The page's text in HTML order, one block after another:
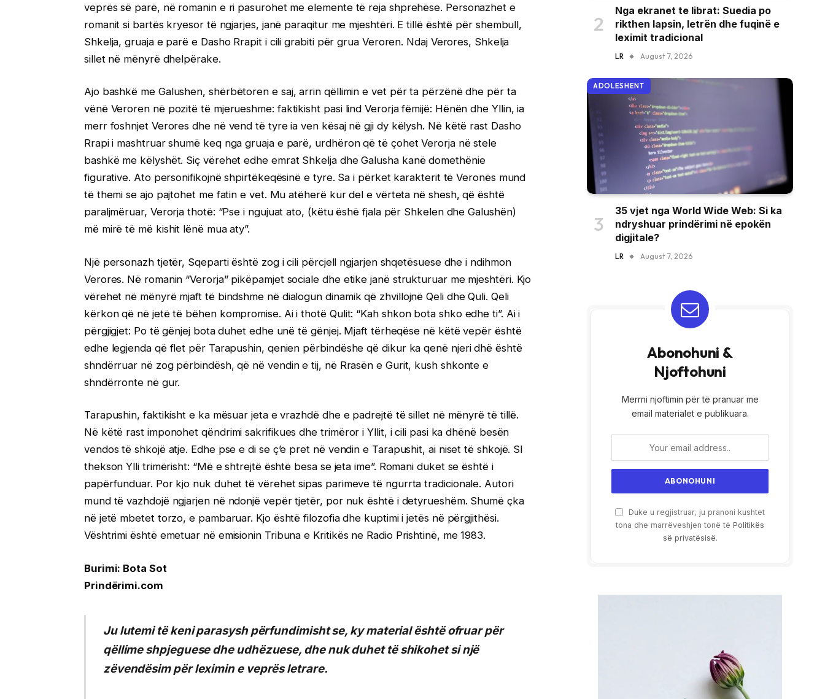
veprës së parë, në romanin e ri pasurohet me elemente të reja shprehëse. Personazhet e
romanit si bartës kryesor të ngjarjes, janë paraqitur me mjeshtëri. E tillë është për shembull,
Shkelja, gruaja e parë e Dasho Rrapit i cili grabiti për grua Veroren. Ndaj Verores, Shkelja
sillet në mënyrë dhelpërake.
Ajo bashkë me Galushen, shërbëtoren e saj, arrin qëllimin e vet për ta përzënë dhe për ta
vënë Veroren në pozitë të mjerueshme: faktikisht pasi lind Verorja fëmijë: Hënën dhe Yllin, ia
merr foshnjet Verores dhe në vend të tyre ia ven kësaj në gji dy këlysh. Në këtë rast Dasho
Rrapi i mashtruar shumë keq nga gruaja e parë, urdhëron që të çohet Verorja në stele
bashkë me këlyshët. Siç vërehet edhe emrat Shkelja dhe Galusha kanë domethënie
figurative. Ato personifikojnë shpirtëkeqësinë e tyre. Sa i përket karakterit të Veronës mund
të themi se ajo pajtohet me fatin e vet. Mu atëherë kur del e vërteta në shesh, që është
paraljmëruar, Verorja thotë: “Pse i ngujuat ato, (këtu ëshë fjala për Shkelen dhe Galushën)
më mirë të më kishit lënë mua aty”.
Një personazh tjetër, Sqeparti është zog i cili përcjell ngjarjen shqetësuese dhe i ndihmon
Verores. Në romanin “Verorja” pikëpamjet sociale dhe etike janë strukturuar me mjeshtëri. Kjo
vërehet në mënyrë mjaft të bindshme në dialogun dinamik që zhvillojnë Qeli dhe Quli. Qeli
kërkon që në jetë të bëhen kompromise. Ai i thotë Qulit: “Kah shkon bota shko edhe ti”. Ai i
përgjigjet: Po të gënjej bota duhet edhe unë të gënjej. Mjaft tërheqëse në këtë vepër është
edhe legjenda që flet për Tarapushin, qenien përbindëshe që dikur ka qenë njeri dhë është
shndërruar në zog përbindësh, që në vendin e tij, në Rrasën e Gurit, kush shkonte e
shndërronte në gur.
Tarapushin, faktikisht e ka mësuar jeta e vrazhdë dhe e padrejtë të sillet në mënyrë të tillë.
Në këtë rast imponohet qëndrimi sakrifikues dhe trimëror i Yllit, i cili pasi ka dhënë besën
vendos të shkojë atje. Edhe pse e di se ç’e pret në vendin e Tarapushit, ai niset të shkojë. SI
thekson Ylli trimërisht: “Më e shtrejtë është besa se jeta ime”. Romani duket se është i
papërfunduar. Por kjo nuk duhet të vërehet sipas parimeve të ngurrta tradicionale. Autori
mund të vazhdojë ngjarjen në ndonjë vepër tjetër, por nuk është i detyrueshëm. Shumë çka
në jetë mbetet torzo, e pambaruar. Kjo është filozofia dhe kuptimi i jetës në përgjithësi.
Vështrimi është emetuar në emisionin Tribuna e Kritikës ne Radio Prishtinë, me 1983.
Burimi: Bota Sot
Prindërimi.com
Ju lutemi të keni parasysh përfundimisht se, ky material është ofruar për
qëllime shpjeguese dhe udhëzuese, dhe nuk duhet të shikohet si një
zëvendësim për leximin e veprës letrare.
Nga ekranet te librat: Suedia po
rikthen lapsin, letrën dhe fuqinë e
leximit tradicional
LR August 7, 2026
ADOLESHENT
35 vjet nga World Wide Web: Si ka
ndryshuar prindërimi në epokën
digjitale?
LR August 7, 2026
Abonohuni &
Njoftohuni
Merrni njoftimin për të pranuar me
email materialet e publikuara.
Duke u regjistruar, ju pranoni kushtet
tona dhe marrëveshjen tonë të Politikës
së privatësisë.